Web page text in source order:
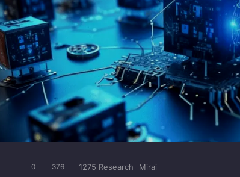
0 376 1275 Research Mirai